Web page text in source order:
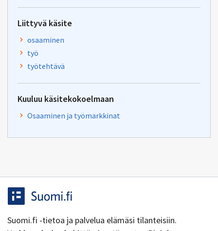
Liittyvä käsite
osaaminen
työ
työtehtävä
Kuuluu käsitekokoelmaan
Osaaminen ja työmarkkinat
Suomi.fi -tietoa ja palvelua elämäsi tilanteisiin.